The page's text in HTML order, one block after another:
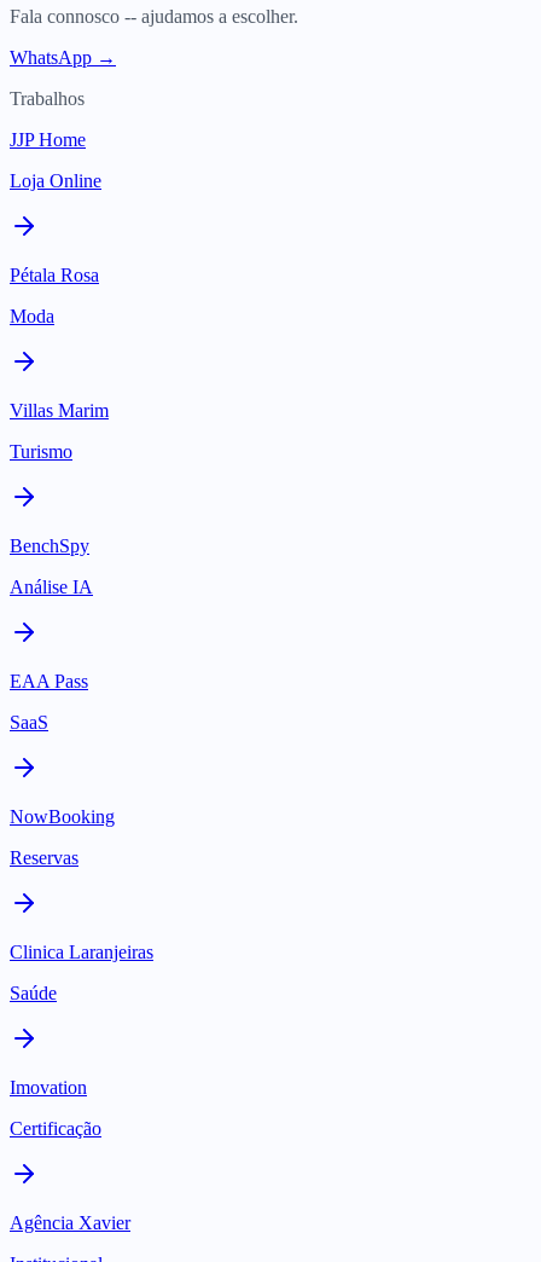
Fala connosco -- ajudamos a escolher.
WhatsApp →
Trabalhos
JJP Home
Loja Online
Pétala Rosa
Moda
Villas Marim
Turismo
BenchSpy
Análise IA
EAA Pass
SaaS
NowBooking
Reservas
Clinica Laranjeiras
Saúde
Imovation
Certificação
Agência Xavier